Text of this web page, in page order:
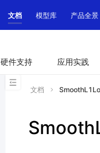
文档 模型库 产品全景
硬件支持 应用实践
文档